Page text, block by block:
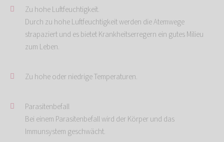
Zu hohe Luftfeuchtigkeit.
Durch zu hohe Luftfeuchtigkeit werden die Atemwege
strapaziert und es bietet Krankheitserregern ein gutes Milieu
zum Leben.
Zu hohe oder niedrige Temperaturen.
Parasitenbefall
Bei einem Parasitenbefall wird der Körper und das
Immunsystem geschwächt.